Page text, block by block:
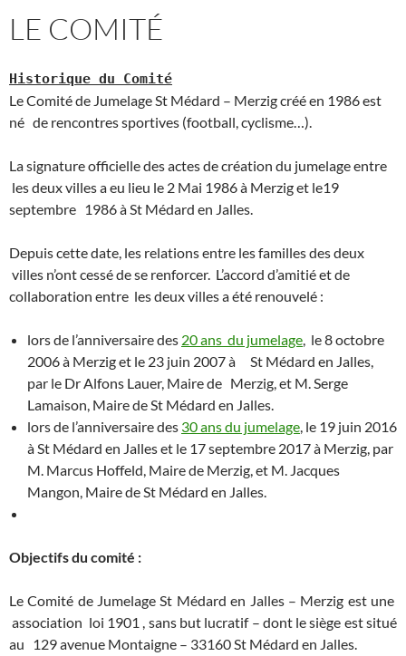
LE COMITÉ
Historique du Comité
Le Comité de Jumelage St Médard – Merzig créé en 1986 est
né de rencontres sportives (football, cyclisme…).
La signature officielle des actes de création du jumelage entre
les deux villes a eu lieu le 2 Mai 1986 à Merzig et le19
septembre 1986 à St Médard en Jalles.
Depuis cette date, les relations entre les familles des deux
villes n’ont cessé de se renforcer. L’accord d’amitié et de
collaboration entre les deux villes a été renouvelé :
lors de l’anniversaire des 20 ans du jumelage, le 8 octobre
2006 à Merzig et le 23 juin 2007 à St Médard en Jalles,
par le Dr Alfons Lauer, Maire de Merzig, et M. Serge
Lamaison, Maire de St Médard en Jalles.
lors de l’anniversaire des 30 ans du jumelage, le 19 juin 2016
à St Médard en Jalles et le 17 septembre 2017 à Merzig, par
M. Marcus Hoffeld, Maire de Merzig, et M. Jacques
Mangon, Maire de St Médard en Jalles.
Objectifs du comité :
Le Comité de Jumelage St Médard en Jalles – Merzig est une
association loi 1901 , sans but lucratif – dont le siège est situé
au 129 avenue Montaigne – 33160 St Médard en Jalles.